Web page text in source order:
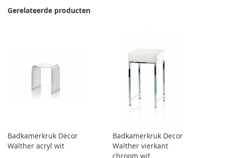
Gerelateerde producten
Badkamerkruk Decor
Walther acryl wit
Badkamerkruk Decor
Walther vierkant
chroom wit